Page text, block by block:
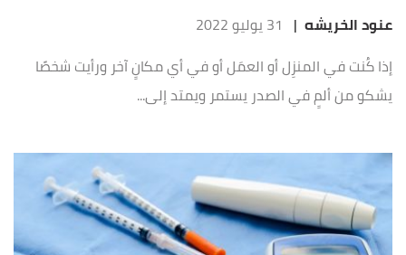
عنود الخريشه | 31 يوليو 2022
إذا كُنت في المنزِل أو العمَل أو في أي مكانٍ آخر ورأيت شخصًا
يشكو من ألمٍ في الصدر يستمر ويمتد إلى...